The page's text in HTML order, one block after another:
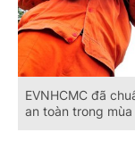
EVNHCMC đã
an toàn trong